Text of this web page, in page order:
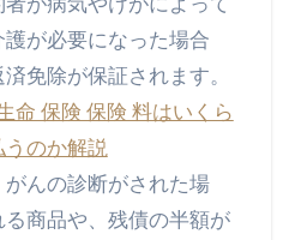
が必要になった場合
免除が保証されます。
命 保険 保険 料はいくら
うのか解説
んの診断がされた場
商品や、残債の半額が